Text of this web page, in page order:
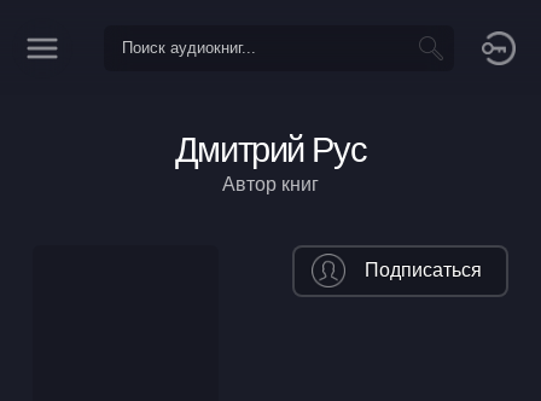
Дмитрий Рус
Автор книг
Подписаться